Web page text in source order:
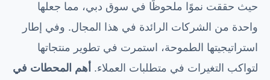
حيث حققت نموًا ملحوظًا في سوق دبي، مما جعلها
واحدة من الشركات الرائدة في هذا المجال. وفي إطار
استراتيجيتها الطموحة، استمرت في تطوير منتجاتها
لتواكب التغيرات في متطلبات العملاء. أهم المحطات في